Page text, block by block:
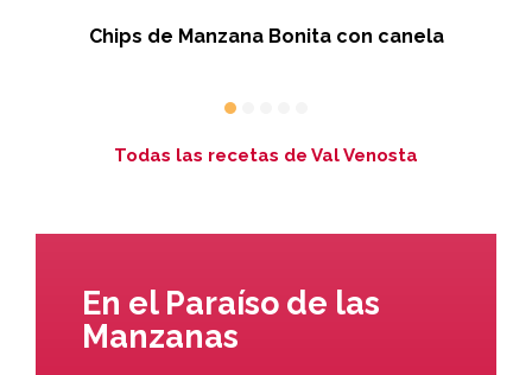
Chips de Manzana Bonita con canela
Todas las recetas de Val Venosta
En el Paraíso de las
Manzanas